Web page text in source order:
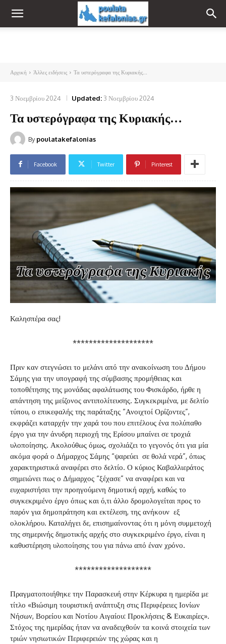
Αρχική Άλλες ειδήσεις Τα υστερόγραφα της Κυριακής...
3 Νοεμβρίου 2024 Updated: 3 Νοεμβρίου 2024
Τα υστερόγραφα της Κυριακής…
By poulatakefalonias
Facebook Twitter Pinterest
Καλησπέρα σας!
********************
Πριν καν στεγνώσει το μελάνι από την ανακοίνωση του Δήμου
Σάμης για την υπογραφή της σύμβασης προμήθειας και
τοποθέτησης της μονάδας αφαλάτωσης του Φισκάρδο, ήρθε η
απάντηση της μείζονος αντιπολίτευσης. Συγκεκριμένα, με δελτίο
τύπου, ο επικεφαλής της παράταξης “Ανοιχτοί Ορίζοντες”,
εκφράζει καταρχήν την χαρά του που επιτέλους ένα πολύπαθο
έργο για την άνυδρη περιοχή της Ερίσου μπαίνει σε τροχιά
υλοποίησης. Ακολούθως όμως, σχολιάζει το γεγονός ότι για μία
ακόμα φορά ο Δήμαρχος Σάμης “ψαρεύει σε θολά νερά”, όπως
χαρακτηριστικά αναφέρει στο δελτίο. Ο κύριος Καβαλλιεράτος
σημειώνει πως ο Δήμαρχος “ξέχασε” να αναφέρει και να
ευχαριστήσει την προηγούμενη δημοτική αρχή, καθώς το
συγκεκριμένο έργο όπως και ό,τι άλλο δρομολογείται προς το
παρόν για δημοπράτηση και εκτέλεση, της ανήκουν εξ
ολοκλήρου. Καταλήγει δε, επισημαίνοντας ότι η μόνη συμμετοχή
της σημερινής δημοτικής αρχής στο συγκεκριμένο έργο, είναι η
καθυστέρηση υλοποίησης του για πάνω από έναν χρόνο.
*******************
Πραγματοποιήθηκε την Παρασκευή στην Κέρκυρα η ημερίδα με
τίτλο «Βιώσιμη τουριστική ανάπτυξη στις Περιφέρειες Ιονίων
Νήσων, Βορείου και Νοτίου Αιγαίου: Προκλήσεις & Ευκαιρίες».
Στόχος της ημερίδας ήταν να αναδειχθούν τα κοινά στοιχεία των
τριών νησιωτικών Περιφερειών της χώρας και η